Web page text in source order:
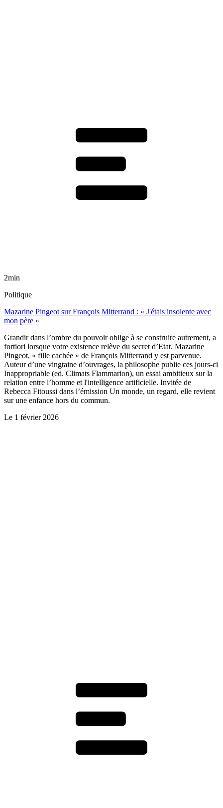
2min
Politique
Mazarine Pingeot sur François Mitterrand : « J'étais insolente avec
mon père »
Grandir dans l’ombre du pouvoir oblige à se construire autrement, a
fortiori lorsque votre existence relève du secret d’Etat. Mazarine
Pingeot, « fille cachée » de François Mitterrand y est parvenue.
Auteur d’une vingtaine d’ouvrages, la philosophe publie ces jours-ci
Inappropriable (ed. Climats Flammarion), un essai ambitieux sur la
relation entre l’homme et l'intelligence artificielle. Invitée de
Rebecca Fitoussi dans l’émission Un monde, un regard, elle revient
sur une enfance hors du commun.
Le 1 février 2026